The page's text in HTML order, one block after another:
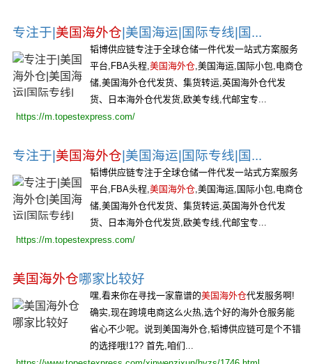
专注于| 美国海外仓 |美国海运|国际专线|国...
韬博供应链专注于全球仓储一件代发一站式方案服务
平台,FBA头程,美国海外仓,美国海运,国际小包,电商仓
储,美国海外仓代发货、集货转运,英国海外仓代发
货、日本海外仓代发货,欧美专线,代邮宝专...
https://m.topestexpress.com/
专注于| 美国海外仓 |美国海运|国际专线|国...
韬博供应链专注于全球仓储一件代发一站式方案服务
平台,FBA头程,美国海外仓,美国海运,国际小包,电商仓
储,美国海外仓代发货、集货转运,英国海外仓代发
货、日本海外仓代发货,欧美专线,代邮宝专...
https://m.topestexpress.com/
美国海外仓哪家比较好
嘿,看来你在寻找一家靠谱的美国海外仓代发服务啊!
确实,现在跨境电商这么火热,选个好的海外仓服务能
省心不少呢。说到美国海外仓,韬博供应链可是个不错
的选择哦!1?? 首先,咱们...